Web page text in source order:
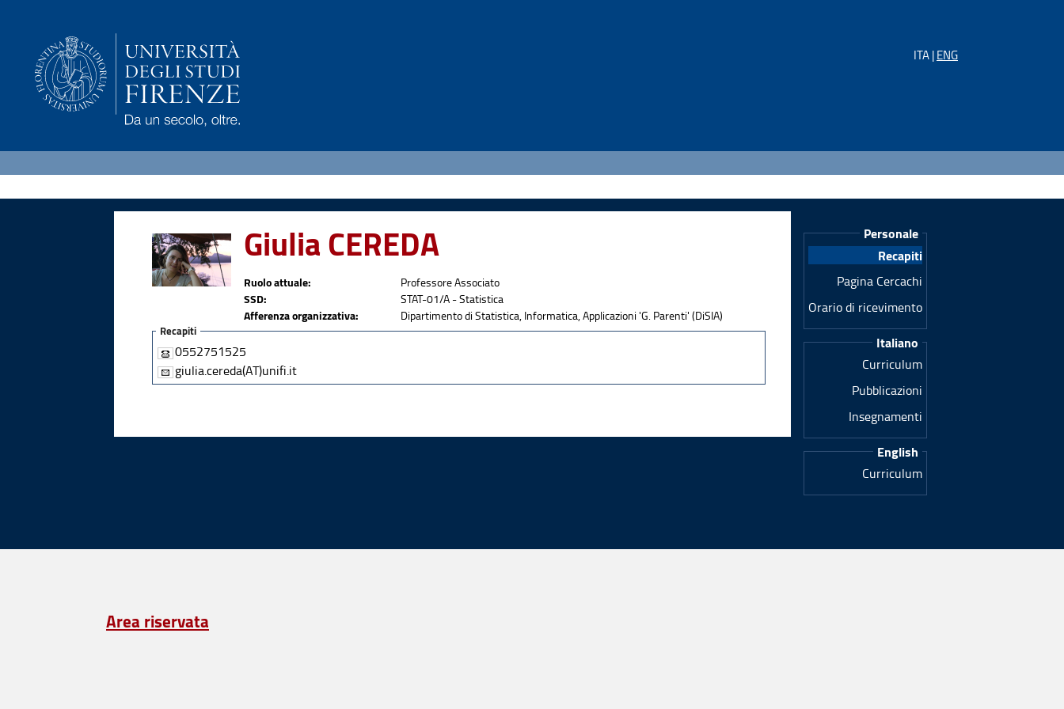
ITA |ENG
Personale
Recapiti
Pagina Cercachi
Orario di ricevimento
Italiano
Curriculum
Pubblicazioni
Insegnamenti
English
Curriculum
Giulia CEREDA
Ruolo attuale: Professore Associato
SSD: STAT-01/A - Statistica
Afferenza organizzativa: Dipartimento di Statistica, Informatica, Applicazioni 'G. Parenti' (DiSIA)
Recapiti
0552751525
giulia.cereda(AT)unifi.it
Area riservata